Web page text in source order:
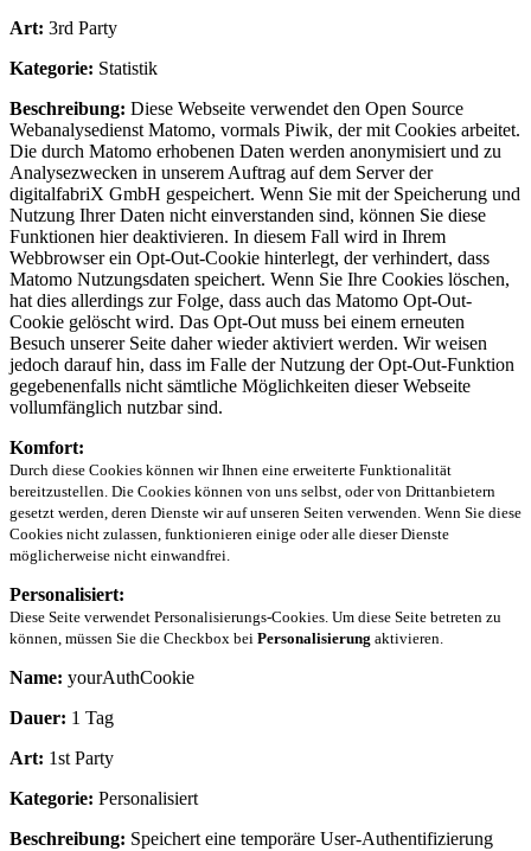
Art: 3rd Party
Kategorie: Statistik
Beschreibung: Diese Webseite verwendet den Open Source
Webanalysedienst Matomo, vormals Piwik, der mit Cookies arbeitet.
Die durch Matomo erhobenen Daten werden anonymisiert und zu
Analysezwecken in unserem Auftrag auf dem Server der
digitalfabriX GmbH gespeichert. Wenn Sie mit der Speicherung und
Nutzung Ihrer Daten nicht einverstanden sind, können Sie diese
Funktionen hier deaktivieren. In diesem Fall wird in Ihrem
Webbrowser ein Opt-Out-Cookie hinterlegt, der verhindert, dass
Matomo Nutzungsdaten speichert. Wenn Sie Ihre Cookies löschen,
hat dies allerdings zur Folge, dass auch das Matomo Opt-Out-
Cookie gelöscht wird. Das Opt-Out muss bei einem erneuten
Besuch unserer Seite daher wieder aktiviert werden. Wir weisen
jedoch darauf hin, dass im Falle der Nutzung der Opt-Out-Funktion
gegebenenfalls nicht sämtliche Möglichkeiten dieser Webseite
vollumfänglich nutzbar sind.
Komfort:
Durch diese Cookies können wir Ihnen eine erweiterte Funktionalität
bereitzustellen. Die Cookies können von uns selbst, oder von Drittanbietern
gesetzt werden, deren Dienste wir auf unseren Seiten verwenden. Wenn Sie diese
Cookies nicht zulassen, funktionieren einige oder alle dieser Dienste
möglicherweise nicht einwandfrei.
Personalisiert:
Diese Seite verwendet Personalisierungs-Cookies. Um diese Seite betreten zu
können, müssen Sie die Checkbox bei Personalisierung aktivieren.
Name: yourAuthCookie
Dauer: 1 Tag
Art: 1st Party
Kategorie: Personalisiert
Beschreibung: Speichert eine temporäre User-Authentifizierung